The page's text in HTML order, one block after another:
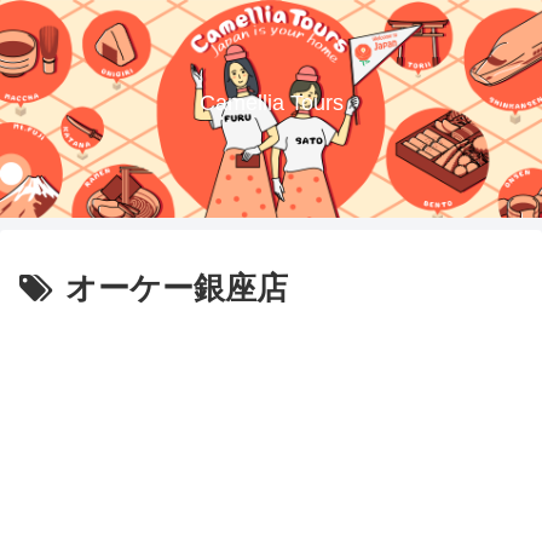
Camellia Tours
オーケー銀座店